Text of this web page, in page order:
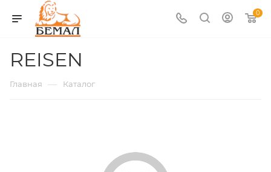
0
REISEN
Главная — Каталог